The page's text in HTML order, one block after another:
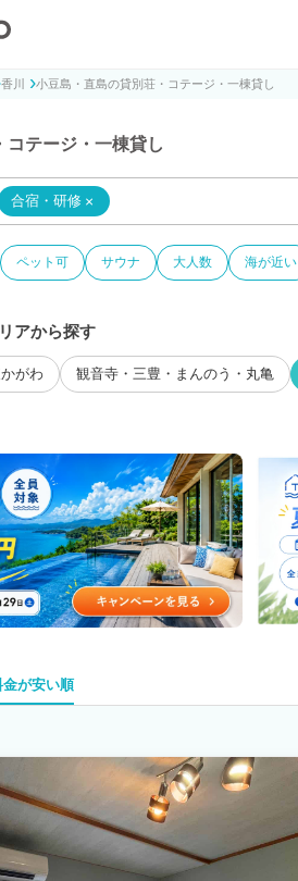
宿泊予約サイトTABILMO(タビルモ)
香川 小豆島・直島の貸別荘・コテージ・一棟貸し
テージ・一棟貸し
合宿・研修 ×
ペット可 サウナ 大人数 海が近い
アから探す
がわ 観音寺・三豊・まんのう・丸亀
金が安い順